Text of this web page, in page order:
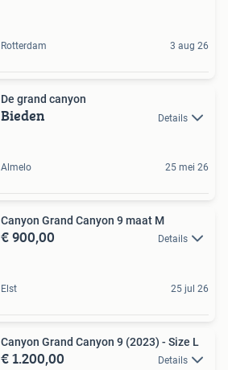
Rotterdam 3 aug 26
De grand canyon
Bieden Details
Almelo 25 mei 26
Canyon Grand Canyon 9 maat M
€ 900,00 Details
Elst 25 jul 26
Canyon Grand Canyon 9 (2023) - Size L
€ 1.200,00 Details